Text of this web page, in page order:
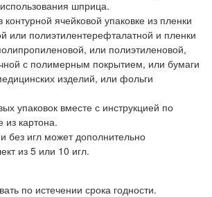
шприца.
ячейковой упаковке из пленки
или полиэтилентерефталатной и пленки
или полиэтиленовой,
с полимерным покрытием, или бумаги
изделий, или фольги
упаковок вместе с инструкцией по
картона.
без игл может дополнительно
из 5 или 10 игл.
по истечении срока годности.